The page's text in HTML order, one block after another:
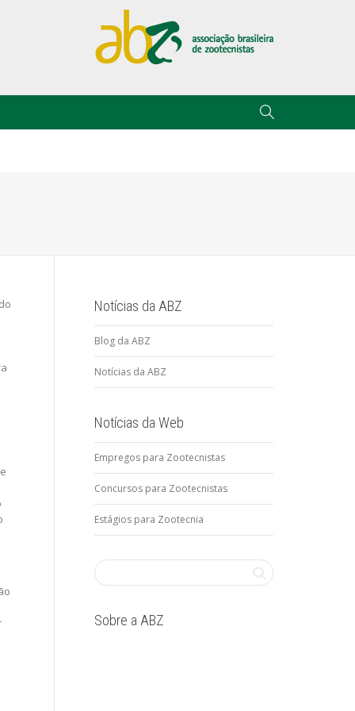
Notícias da ABZ
Blog da ABZ
Notícias da ABZ
Notícias da Web
Empregos para Zootecnistas
Concursos para Zootecnistas
Estágios para Zootecnia
Sobre a ABZ